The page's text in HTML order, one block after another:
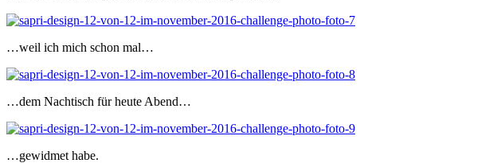
…weil ich mich schon mal…
…dem Nachtisch für heute Abend…
…gewidmet habe.